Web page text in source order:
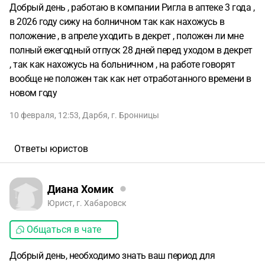
Добрый день , работаю в компании Ригла в аптеке 3 года ,
в 2026 году сижу на болничном так как нахожусь в
положение , в апреле уходить в декрет , положен ли мне
полный ежегодный отпуск 28 дней перед уходом в декрет
, так как нахожусь на больничном , на работе говорят
вообще не положен так как нет отработанного времени в
новом году
10 февраля, 12:53, Дарбя, г. Бронницы
Ответы юристов
Диана Хомик
Юрист, г. Хабаровск
Общаться в чате
Добрый день, необходимо знать ваш период для